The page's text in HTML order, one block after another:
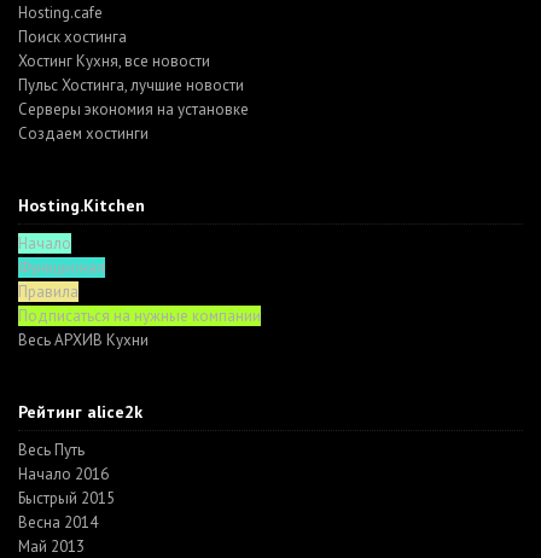
Hosting.cafe
Поиск хостинга
Хостинг Кухня, все новости
Пульс Хостинга, лучшие новости
Серверы экономия на установке
Создаем хостинги
Hosting.Kitchen
Начало
Функционал
Правила
Подписаться на нужные компании
Весь АРХИВ Кухни
Рейтинг alice2k
Весь Путь
Начало 2016
Быстрый 2015
Весна 2014
Май 2013